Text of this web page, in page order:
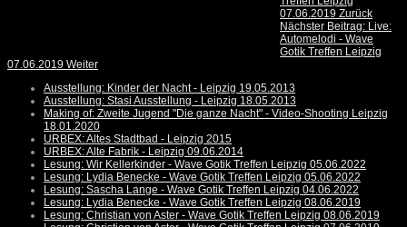
07.06.2019 Zurück
Nächster Beitrag: Live:
Automelodi - Wave
Gotik Treffen Leipzig
07.06.2019 Weiter
Ausstellung: Kinder der Nacht - Leipzig 19.05.2013
Ausstellung: Stasi Ausstellung - Leipzig 18.05.2013
Making of: Zweite Jugend "Die ganze Nacht" - Video-Shooting Leipzig
18.01.2020
URBEX: Altes Stadtbad - Leipzig 2015
URBEX: Alte Fabrik - Leipzig 09.06.2014
Lesung: Wir Kellerkinder - Wave Gotik Treffen Leipzig 05.06.2022
Lesung: Lydia Benecke - Wave Gotik Treffen Leipzig 05.06.2022
Lesung: Sascha Lange - Wave Gotik Treffen Leipzig 04.06.2022
Lesung: Lydia Benecke - Wave Gotik Treffen Leipzig 08.06.2019
Lesung: Christian von Aster - Wave Gotik Treffen Leipzig 08.06.2019